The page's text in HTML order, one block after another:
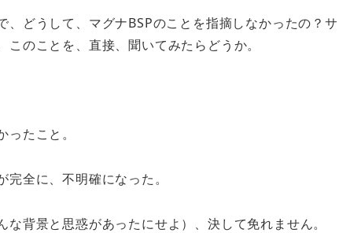
どうして、マグナBSPのことを指摘しなかったの？サ
のことを、直接、聞いてみたらどうか。
たこと。
全に、不明確になった。
背景と思惑があったにせよ）、決して免れません。